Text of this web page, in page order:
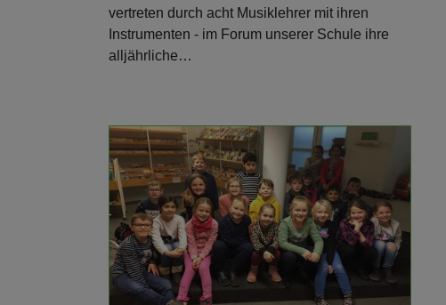
vertreten durch acht Musiklehrer mit ihren
Instrumenten - im Forum unserer Schule ihre
alljährliche…
Weiterlesen